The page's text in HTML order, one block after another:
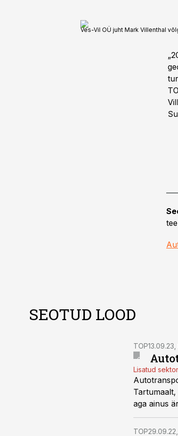
Ves-Vil OÜ juht Mark Villenthal
SEOTUD LOOD
TOP
Lisatud
aga ainus
tegeleb
TOP